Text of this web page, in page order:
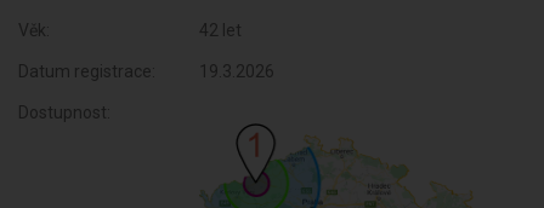
Věk: 42 let
Datum registrace: 19.3.2026
Dostupnost: